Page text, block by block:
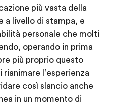
più vasta della
a livello di stampa, e
personale che molti
operando in prima
più proprio questo
l’esperienza
così slancio anche
in un momento di